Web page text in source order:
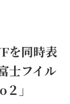
を同時表
士フイル
」